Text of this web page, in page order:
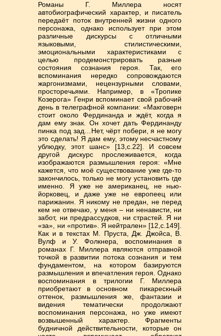
Романы Г. Миллера носят
автобиографический характер, и писатель
передаёт поток внутренней жизни одного
персонажа, однако использует при этом
различные дискурсы с отличными
языковыми, стилистическими,
эмоциональными характеристиками с
целью продемонстрировать разные
состояния сознания героя. Так, его
вспоминания нередко сопровождаются
жаргонизмами, нецензурными словами,
просторечьями. Например, в «Тропике
Козерога» Генри вспоминает свой рабочий
день в телеграфной компании: «Макговерн
стоит около Фердинанда и ждёт, когда я
дам ему знак. Он хочет дать Фердинанду
пинка под зад…Нет, чёрт побери, я не могу
это сделать! Я дам ему, этому несчастному
ублюдку, этот шанс» [13,c.22]. И совсем
другой дискурс прослеживается, когда
изображаются размышления героя: «Мне
кажется, что моё существование уже где-то
закончилось, только не могу установить где
именно. Я уже не американец, не нью-
йорковец, и даже уже не европеец или
парижанин. Я никому не предан, не перед
кем не отвечаю, у меня – ни ненависти, ни
забот, ни предрассудков, ни страстей. Я ни
«за», ни «против». Я нейтрален» [12,с.149].
Как и в текстах М. Пруста, Дж. Джойса, В.
Вулф и У. Фолкнера, воспоминания в
романах Г. Миллера являются отправной
точкой в развитии потока сознания и тем
фундаментом, на котором базируются
размышления и впечатления героя. Однако
воспоминания в трилогии Г. Миллера
приобретают в основном пикарескный
оттенок, размышления же, фантазии и
видения тематически продолжают
воспоминания персонажа, но уже имеют
возвышенный характер. Фрагменты
будничной действительности, которые он